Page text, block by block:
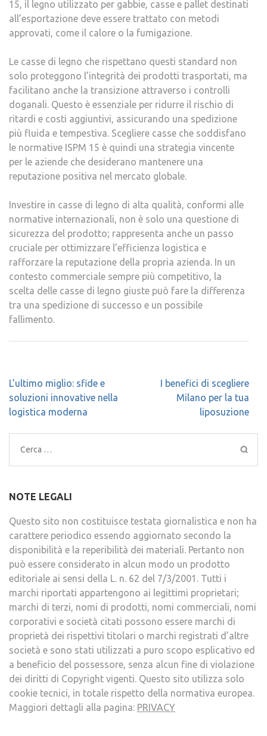
15, il legno utilizzato per gabbie, casse e pallet destinati
all’esportazione deve essere trattato con metodi
approvati, come il calore o la fumigazione.
Le casse di legno che rispettano questi standard non
solo proteggono l’integrità dei prodotti trasportati, ma
facilitano anche la transizione attraverso i controlli
doganali. Questo è essenziale per ridurre il rischio di
ritardi e costi aggiuntivi, assicurando una spedizione
più fluida e tempestiva. Scegliere casse che soddisfano
le normative ISPM 15 è quindi una strategia vincente
per le aziende che desiderano mantenere una
reputazione positiva nel mercato globale.
Investire in casse di legno di alta qualità, conformi alle
normative internazionali, non è solo una questione di
sicurezza del prodotto; rappresenta anche un passo
cruciale per ottimizzare l’efficienza logistica e
rafforzare la reputazione della propria azienda. In un
contesto commerciale sempre più competitivo, la
scelta delle casse di legno giuste può fare la differenza
tra una spedizione di successo e un possibile
fallimento.
Navigazione
articoli
L’ultimo miglio: sfide e
soluzioni innovative nella
logistica moderna
I benefici di scegliere
Milano per la tua
liposuzione
Ricerca
per:
NOTE LEGALI
Questo sito non costituisce testata giornalistica e non ha
carattere periodico essendo aggiornato secondo la
disponibilità e la reperibilità dei materiali. Pertanto non
può essere considerato in alcun modo un prodotto
editoriale ai sensi della L. n. 62 del 7/3/2001. Tutti i
marchi riportati appartengono ai legittimi proprietari;
marchi di terzi, nomi di prodotti, nomi commerciali, nomi
corporativi e società citati possono essere marchi di
proprietà dei rispettivi titolari o marchi registrati d’altre
società e sono stati utilizzati a puro scopo esplicativo ed
a beneficio del possessore, senza alcun fine di violazione
dei diritti di Copyright vigenti. Questo sito utilizza solo
cookie tecnici, in totale rispetto della normativa europea.
Maggiori dettagli alla pagina: PRIVACY